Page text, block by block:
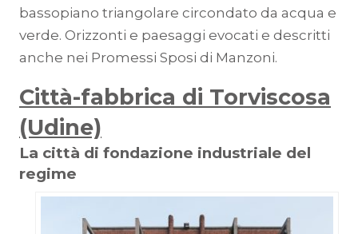
bassopiano triangolare circondato da acqua e
verde. Orizzonti e paesaggi evocati e descritti
anche nei Promessi Sposi di Manzoni.
Città-fabbrica di Torviscosa
(Udine)
La città di fondazione industriale del
regime